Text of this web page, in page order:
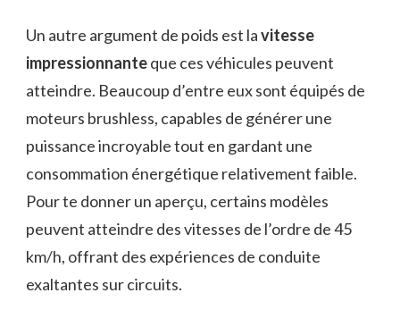
Un autre argument de poids est lavitesse
impressionnanteque ces véhicules peuvent
atteindre. Beaucoup d’entre eux sont équipés de
moteurs brushless, capables de générer une
puissance incroyable tout en gardant une
consommation énergétique relativement faible.
Pour te donner un aperçu, certains modèles
peuvent atteindre des vitesses de l’ordre de 45
km/h, offrant des expériences de conduite
exaltantes sur circuits.